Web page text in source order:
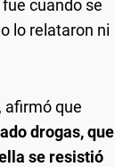
cuando se
lo relataron ni
, afirmó que
drogas, que
se resistió